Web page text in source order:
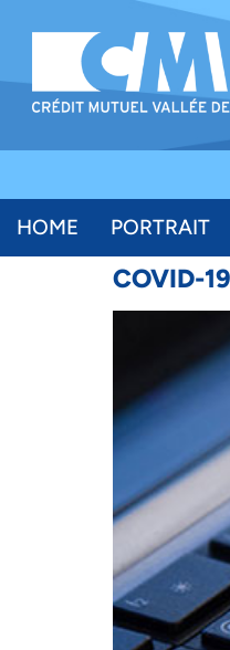
HOME PORTRAIT
COVID-